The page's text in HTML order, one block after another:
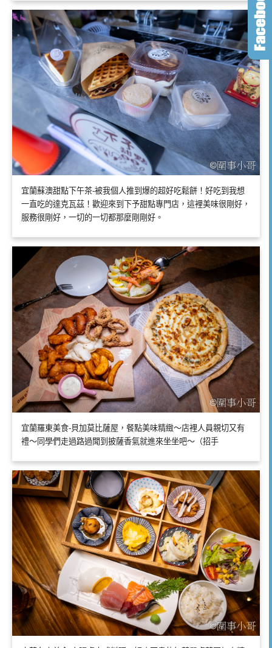
宜蘭蘇澳甜點下午茶-被我個人推到爆的超好吃鬆餅！好吃到我想
一直吃的達克瓦茲！歡迎來到下予甜點專門店，這裡美味很剛好，
服務很剛好，一切的一切都那麼剛剛好。
宜蘭羅東美食-貝加莫比薩屋，餐點美味精緻～店裡人員親切又有
禮～同學們走過路過聞到披薩香氣就進來坐坐吧～（招手